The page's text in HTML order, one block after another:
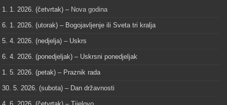
1. 1. 2026. (četvrtak) – Nova godina
6. 1. 2026. (utorak) – Bogojavljenje ili Sveta tri kralja
5. 4. 2026. (nedjelja) – Uskrs
6. 4. 2026. (ponedjeljak) – Uskrsni ponedjeljak
1. 5. 2026. (petak) – Praznik rada
30. 5. 2026. (subota) – Dan državnosti